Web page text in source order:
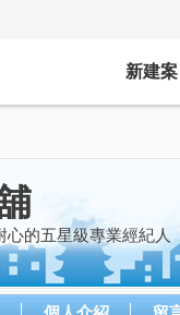
新建案
心的五星級專業經紀人